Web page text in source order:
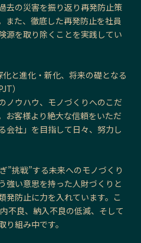
去の災害を振り返り再発防止策
また、徹底した再発防止を社員
源を取り除くことを実践してい
化と進化・新化、将来の礎となる
）
ノウハウ、モノづくりへのこだ
お客様より絶大な信頼をいただ
会社」を目指して日々、努力し
”挑戦”する未来へのモノづくり
強い意思を持った人財づくりと
発防止に力を入れています。こ
不良、納入不良の低減、そして
組み中です。